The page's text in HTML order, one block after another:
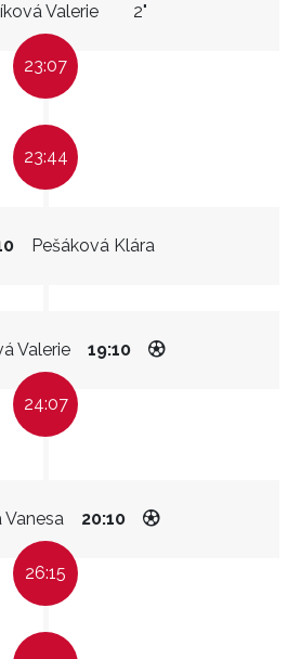
Valerie 2"
23:07
23:44
Pešáková Klára
Valerie 19:10
24:07
Vanesa 20:10
26:15